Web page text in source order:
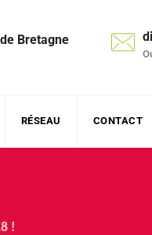
Bretagne
RÉSEAU CONTACT
!